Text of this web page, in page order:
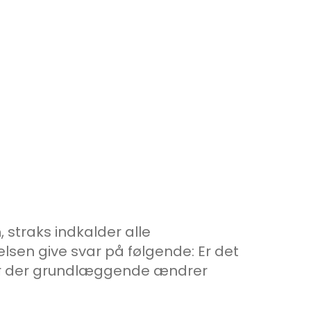
straks indkalder alle
give svar på følgende: Er det
der grundlæggende ændrer